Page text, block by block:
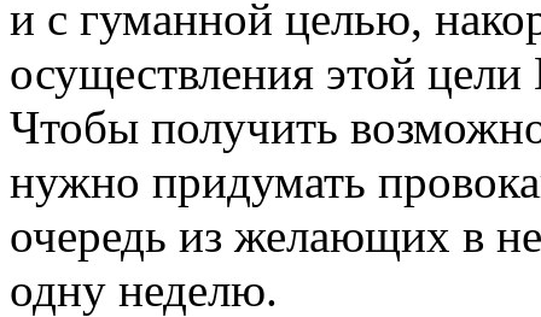
и с гуманной целью,
осуществления этой
Чтобы получить
нужно придумать
очередь из желающих в
одну неделю.